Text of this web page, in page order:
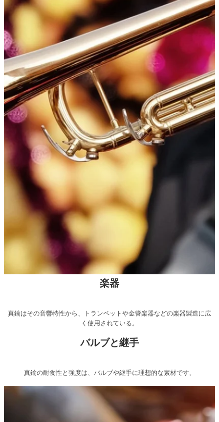
楽器
真鍮はその音響特性から、トランペットや金管楽器などの楽器製造に広
く使用されている。
バルブと継手
真鍮の耐食性と強度は、バルブや継手に理想的な素材です。